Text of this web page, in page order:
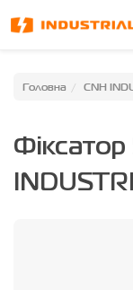
Головна
Категорії
Головна CNH